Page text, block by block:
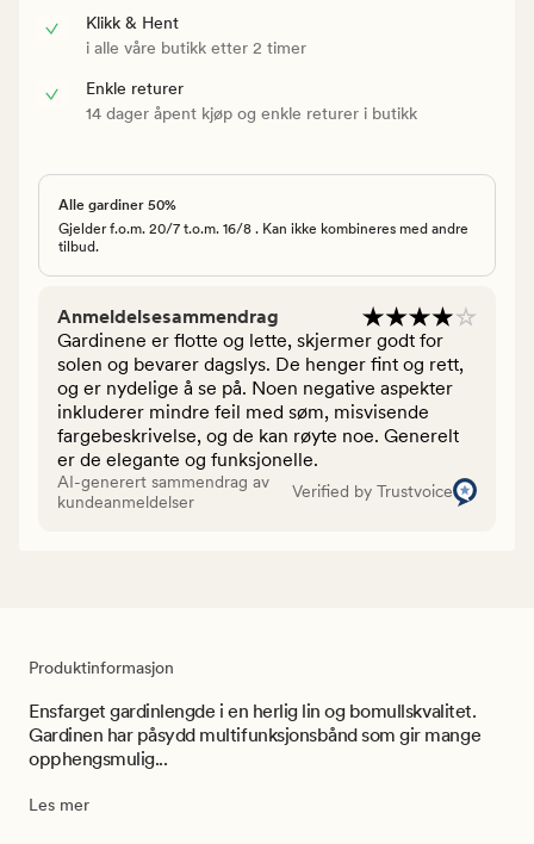
Klikk & Hent
i alle våre butikk etter 2 timer
Enkle returer
14 dager åpent kjøp og enkle returer i butikk
Alle gardiner 50%
Gjelder f.o.m. 20/7 t.o.m. 16/8 . Kan ikke kombineres med andre
tilbud.
Anmeldelsesammendrag
Gardinene er flotte og lette, skjermer godt for
solen og bevarer dagslys. De henger fint og rett,
og er nydelige å se på. Noen negative aspekter
inkluderer mindre feil med søm, misvisende
fargebeskrivelse, og de kan røyte noe. Generelt
er de elegante og funksjonelle.
AI-generert sammendrag av
kundeanmeldelser
Verified by Trustvoice
Produktinformasjon
Ensfarget gardinlengde i en herlig lin og bomullskvalitet.
Gardinen har påsydd multifunksjonsbånd som gir mange
opphengsmulig...
Les mer